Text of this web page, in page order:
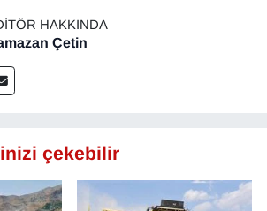
HAKKINDA
Çetin
çekebilir